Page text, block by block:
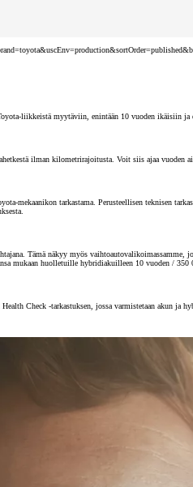
liikkeistä myytäviin, enintään 10 vuoden ikäisiin
ilman kilometrirajoitusta. Voit siis ajaa
mekaanikon tarkastama. Perusteellisen teknisen
Tämä näkyy myös
mukaan huolletuille hybridiakuilleen 10 vuoden / 350
Check -tarkastuksen, jossa varmistetaan akun